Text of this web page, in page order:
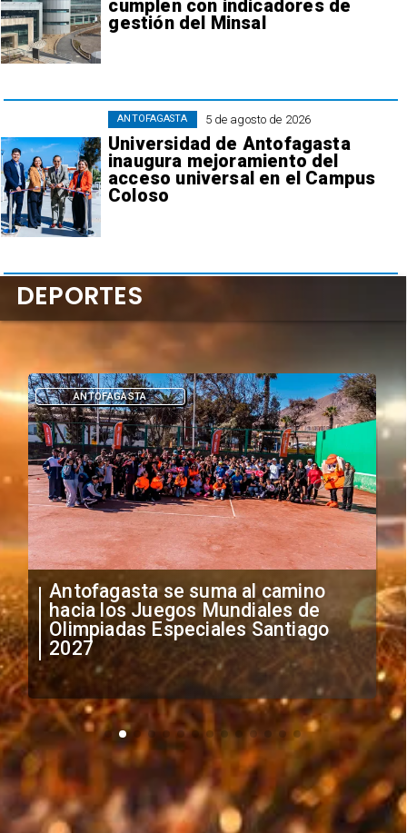
cumplen con indicadores de
gestión del Minsal
5 de agosto de 2026
Universidad de Antofagasta
inaugura mejoramiento del
acceso universal en el Campus
Coloso
ANTOFAGASTA
"Falta de profesionalismo": Sifup
anuncia medidas por situación
irregular de futbolistas
extranjeros
DEPORTES
DEPORTES